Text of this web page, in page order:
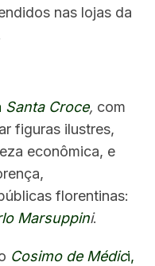
nas lojas da
Santa Croce, com
figuras ilustres,
econômica, e
florentinas:
Marsuppini.
Cosimo de Médici,